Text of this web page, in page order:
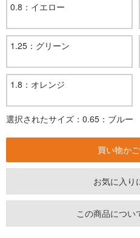
0.8：イエロー
1.25：グリーン
1.8：オレンジ
選択されたサイズ：0.65：ブルー
お気に入り
この商品につい